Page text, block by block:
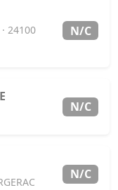
· 24100
N/C
N/C
N/C